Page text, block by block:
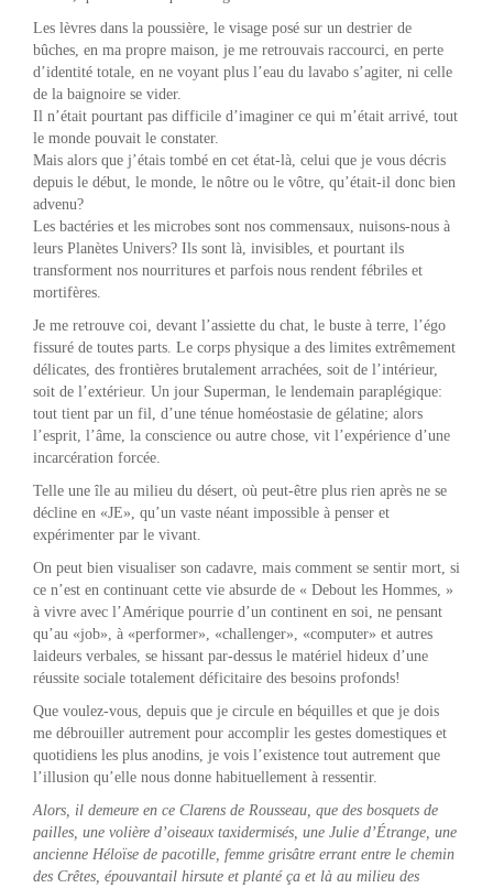
Les lèvres dans la poussière, le visage posé sur un destrier de
bûches, en ma propre maison, je me retrouvais raccourci, en perte
d’identité totale, en ne voyant plus l’eau du lavabo s’agiter, ni celle
de la baignoire se vider.
Il n’était pourtant pas difficile d’imaginer ce qui m’était arrivé, tout
le monde pouvait le constater.
Mais alors que j’étais tombé en cet état-là, celui que je vous décris
depuis le début, le monde, le nôtre ou le vôtre, qu’était-il donc bien
advenu?
Les bactéries et les microbes sont nos commensaux, nuisons-nous à
leurs Planètes Univers? Ils sont là, invisibles, et pourtant ils
transforment nos nourritures et parfois nous rendent fébriles et
mortifères.
Je me retrouve coi, devant l’assiette du chat, le buste à terre, l’égo
fissuré de toutes parts. Le corps physique a des limites extrêmement
délicates, des frontières brutalement arrachées, soit de l’intérieur,
soit de l’extérieur. Un jour Superman, le lendemain paraplégique:
tout tient par un fil, d’une ténue homéostasie de gélatine; alors
l’esprit, l’âme, la conscience ou autre chose, vit l’expérience d’une
incarcération forcée.
Telle une île au milieu du désert, où peut-être plus rien après ne se
décline en «JE», qu’un vaste néant impossible à penser et
expérimenter par le vivant.
On peut bien visualiser son cadavre, mais comment se sentir mort, si
ce n’est en continuant cette vie absurde de « Debout les Hommes, »
à vivre avec l’Amérique pourrie d’un continent en soi, ne pensant
qu’au «job», à «performer», «challenger», «computer» et autres
laideurs verbales, se hissant par-dessus le matériel hideux d’une
réussite sociale totalement déficitaire des besoins profonds!
Que voulez-vous, depuis que je circule en béquilles et que je dois
me débrouiller autrement pour accomplir les gestes domestiques et
quotidiens les plus anodins, je vois l’existence tout autrement que
l’illusion qu’elle nous donne habituellement à ressentir.
Alors, il demeure en ce Clarens de Rousseau, que des bosquets de
pailles, une volière d’oiseaux taxidermisés, une Julie d’Étrange, une
ancienne Héloïse de pacotille, femme grisâtre errant entre le chemin
des Crêtes, épouvantail hirsute et planté ça et là au milieu des